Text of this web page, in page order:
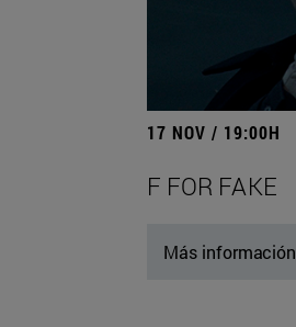
17 NOV / 19:00H
F FOR FAKE
Más información